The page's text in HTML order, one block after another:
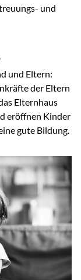
und
und Eltern:
der Eltern
Elternhaus
eröffnen Kinder
gute Bildung.